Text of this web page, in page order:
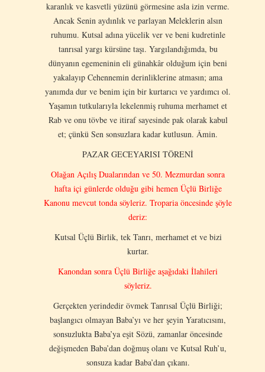
karanlık ve kasvetli yüzünü görmesine asla izin verme.
Ancak Senin aydınlık ve parlayan Meleklerin alsın
ruhumu. Kutsal adına yücelik ver ve beni kudretinle
tanrısal yargı kürsüne taşı. Yargılandığımda, bu
dünyanın egemeninin eli günahkâr olduğum için beni
yakalayıp Cehennemin derinliklerine atmasın; ama
yanımda dur ve benim için bir kurtarıcı ve yardımcı ol.
Yaşamın tutkularıyla lekelenmiş ruhuma merhamet et
Rab ve onu tövbe ve itiraf sayesinde pak olarak kabul
et; çünkü Sen sonsuzlara kadar kutlusun. Âmin.
PAZAR GECEYARISI TÖRENİ
Olağan Açılış Dualarından ve 50. Mezmurdan sonra
hafta içi günlerde olduğu gibi hemen Üçlü Birliğe
Kanonu mevcut tonda söyleriz. Troparia öncesinde şöyle
deriz:
Kutsal Üçlü Birlik, tek Tanrı, merhamet et ve bizi
kurtar.
Kanondan sonra Üçlü Birliğe aşağıdaki İlahileri
söyleriz.
Gerçekten yerindedir övmek Tanrısal Üçlü Birliği;
başlangıcı olmayan Baba’yı ve her şeyin Yaratıcısını,
sonsuzlukta Baba’ya eşit Sözü, zamanlar öncesinde
değişmeden Baba’dan doğmuş olanı ve Kutsal Ruh’u,
sonsuza kadar Baba’dan çıkanı.